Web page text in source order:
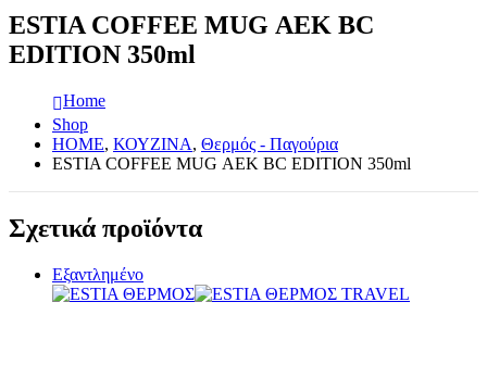
ESTIA COFFEE MUG ΑΕΚ BC
EDITION 350ml
Home
Shop
HOME, ΚΟΥΖΙΝΑ, Θερμός - Παγούρια
ESTIA COFFEE MUG ΑΕΚ BC EDITION 350ml
Σχετικά προϊόντα
Εξαντλημένο